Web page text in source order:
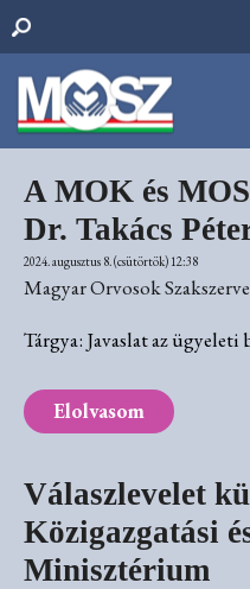
A MOK és
Dr. Takács
2024. augusztus 8. (csütörtök) 12:38
Magyar Orvosok
Tárgya: Javaslat az
Elolvasom
Válaszlevelet
Közigazgatási
Minisztérium